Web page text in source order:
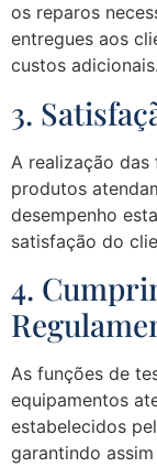
os reparos
entregues aos
custos adicionais.
3.
A realização
produtos
desempenho
satisfação do
4.
As funções de
equipamentos
estabelecidos
garantindo